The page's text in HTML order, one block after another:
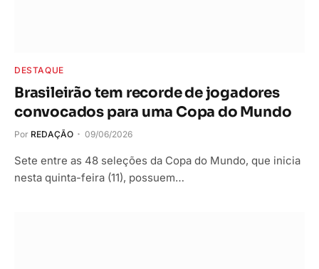
DESTAQUE
Brasileirão tem recorde de jogadores
convocados para uma Copa do Mundo
Por REDAÇÃO 09/06/2026
Sete entre as 48 seleções da Copa do Mundo, que inicia
nesta quinta-feira (11), possuem…